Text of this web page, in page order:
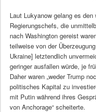
Laut Lukyanow gelang es
Regierungschefs, die
nach Washington gereist
teilweise von der
Ukraine] letztendlich
geringer ausfallen würde, je
Daher waren „weder Trump
politisches Kapital zu
mit Putin während ihres
von Anchorage“ scheiterte.